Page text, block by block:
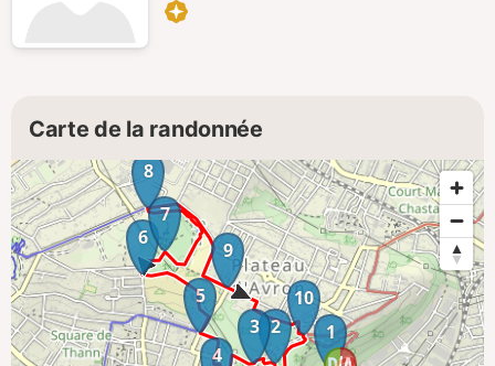
Carte de la randonnée
1
2
3
4
5
6
7
8
9
10